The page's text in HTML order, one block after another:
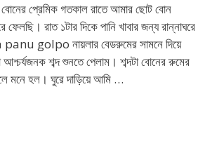
প্রেমিক গতকাল রাতে আমার ছোট বোন
ফেলছি। রাত ১টার দিকে পানি খাবার জন্য রান্নাঘরে
golpo নায়লার বেডরুমের সামনে দিয়ে
শব্দ শুনতে পেলাম। শব্দটা বোনের রুমের
মনে হল। ঘুরে দাড়িয়ে আমি …